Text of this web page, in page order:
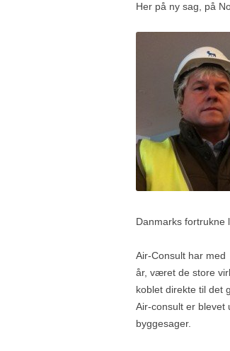
Her på ny sag, på
Danmarks fortrukne
Air-Consult har
år, været de store
koblet direkte til det
Air-consult er blevet
byggesager.